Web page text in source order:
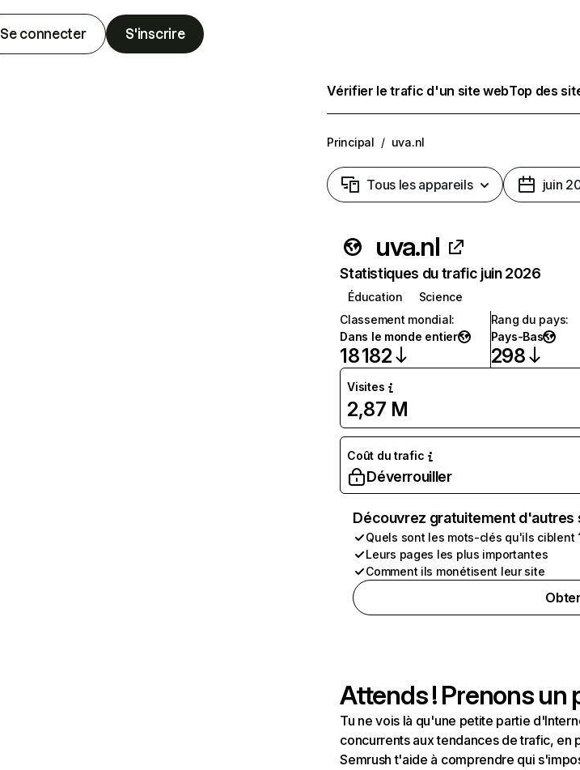
Se connecter S'inscrire
Vérifier le trafic d'un site webTop des
Principal / uva.nl
Tous les appareils juin
uva.nl
Statistiques du trafic juin 2026
Éducation
Science
Classement mondial:
Dans le monde entier
18 182
Rang du pays:
Pays-Bas
298
Visites
2,87 M
Coût du trafic
Déverrouiller
Découvrez gratuitement
Quels sont les mots-clés qu'ils ciblent
Leurs pages les plus importantes
Comment ils monétisent leur site
Attends ! Prenons un
Tu ne vois là qu'une petite partie
concurrents aux tendances de trafic, en
Semrush t'aide à comprendre qui